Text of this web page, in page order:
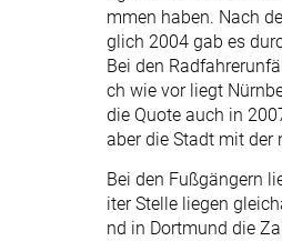
mmen haben. Nach
glich 2004 gab es
Bei den
ch wie vor liegt
die Quote auch in
aber die Stadt mit der
Bei den Fußgängern
iter Stelle liegen
nd in Dortmund die